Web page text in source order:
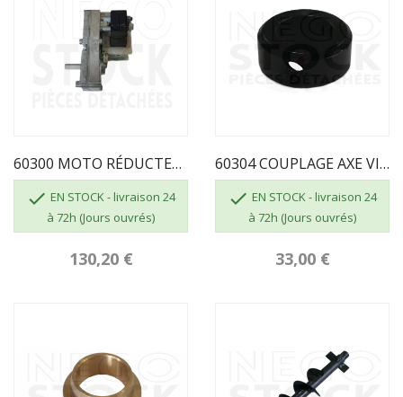
60300 MOTO RÉDUCTEUR 2 RPM VIS SANS FIN ECOFOREST
 EN STOCK - livraison 24
à 72h (Jours ouvrés)
130,20 €
60304 COUPLAGE AXE VIS SANS FIN
 EN STOCK - livraison 24
à 72h (Jours ouvrés)
33,00 €